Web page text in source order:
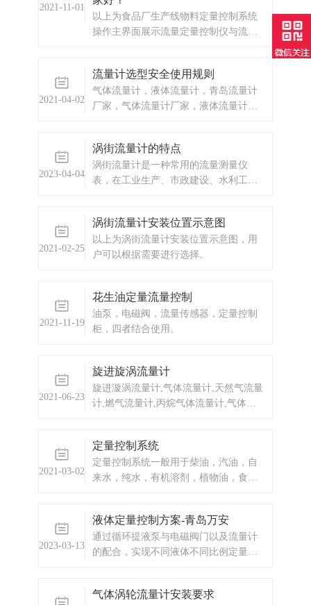
2021-11-01
以上为食品厂生产线物料定量控制系统
操作主界面展示流量定量控制仪与流量
量定量控制系统。本流量定量控制仪按
输入信号分为频率脉冲输入型和流量变
送信号输入型两种供用户选择订购。本
2021-04-02
流量计选型安全使用规则
气体流量计，液体流量计，青岛流量计
厂家，气体流量计厂家，液体流量计厂
2023-04-04
涡街流量计的特点
涡街流量计是一种常用的流量测量仪
表，在工业生产、市政建设、水利工程
2021-02-25
涡街流量计安装位置示意图
以上为涡街流量计安装位置示意图，用
户可以根据需要进行选择。
2021-11-19
花生油定量流量控制
油泵，电磁阀，流量传感器，定量控制
柜，四者结合使用。
2021-06-23
旋进旋涡流量计
旋进漩涡流量计,气体流量计,天然气流量
计,燃气流量计,丙烷气体流量计,气体流
2021-03-02
定量控制系统
定量控制系统一般用于柴油，汽油，自
来水，纯水，有机溶剂，植物油，食用
定量控制器有两路控制，可以控制一个
管道中的两个泵或者两个电磁阀，或者
控制一台电磁阀和一台水泵。
2023-03-13
液体定量控制方案-青岛万安
通过循环提液泵与电磁阀门以及流量计
的配合，实现不同液体不同比例定量添
气体涡轮流量计安装要求